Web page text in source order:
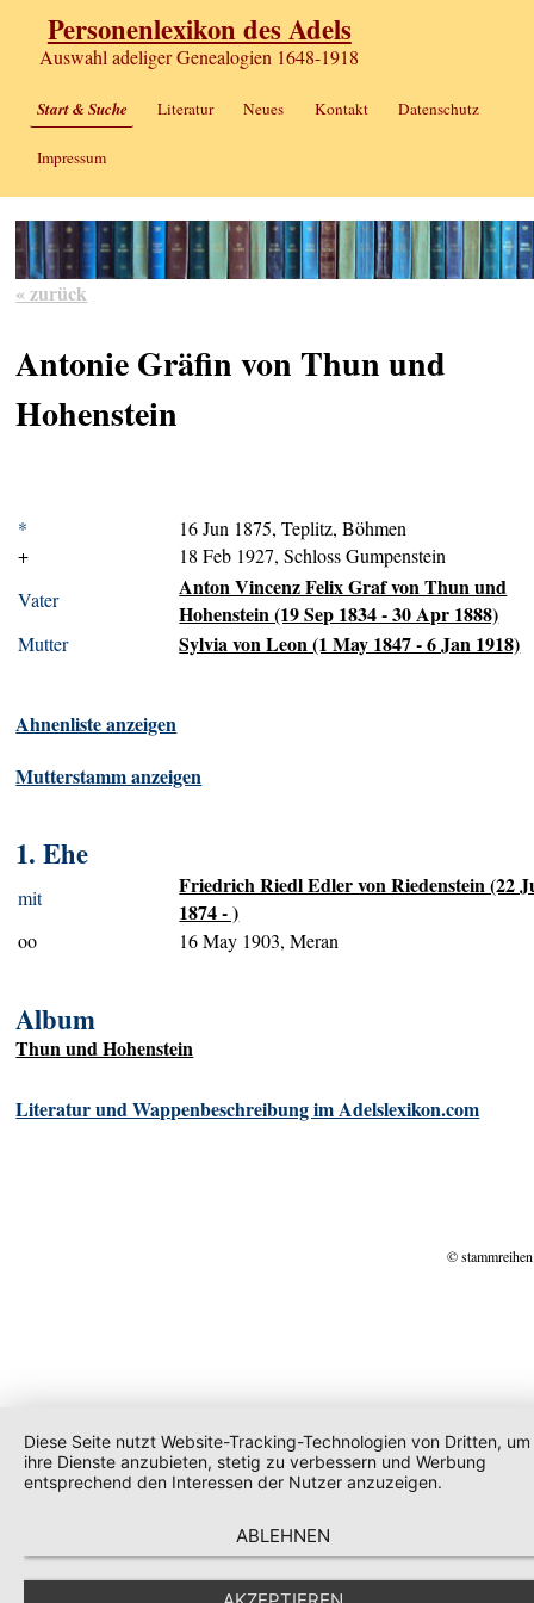
Personenlexikon des Adels
Auswahl adeliger Genealogien 1648-1918
Start & Suche Literatur Neues Kontakt Datenschutz
Impressum
« zurück
Antonie Gräfin von Thun und
Hohenstein
*
16 Jun 1875, Teplitz, Böhmen
+
18 Feb 1927, Schloss Gumpenstein
Vater
Anton Vincenz Felix Graf von Thun und
Hohenstein (19 Sep 1834 - 30 Apr 1888)
Mutter Sylvia von Leon (1 May 1847 - 6 Jan 1918)
Ahnenliste anzeigen
Mutterstamm anzeigen
1. Ehe
mit
Friedrich Riedl Edler von Riedenstein (22
1874 - )
oo 16 May 1903, Meran
Album
Thun und Hohenstein
Literatur und Wappenbeschreibung im Adelslexikon.com
©
Diese Seite nutzt Website-Tracking-Technologien von Dritten, um
ihre Dienste anzubieten, stetig zu verbessern und Werbung
entsprechend den Interessen der Nutzer anzuzeigen.
ABLEHNEN